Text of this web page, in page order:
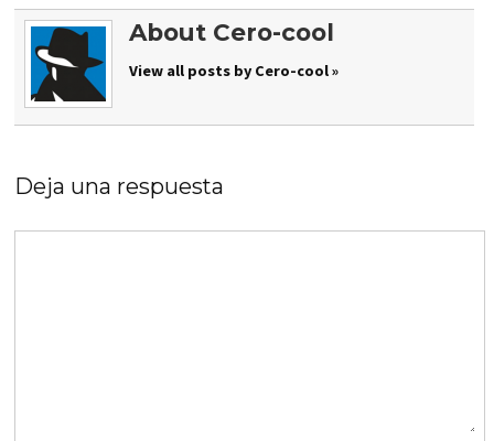
About Cero-cool
View all posts by Cero-cool »
Deja una respuesta